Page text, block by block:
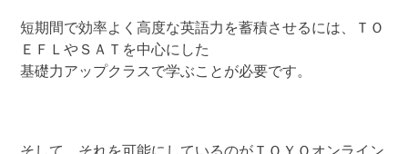
短期間で効率よく高度な英語力を蓄積させるには、ＴＯ
ＥＦＬやＳＡＴを中心にした
基礎力アップクラスで学ぶことが必要です。